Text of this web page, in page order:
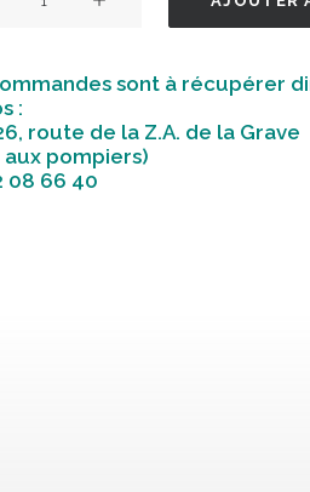
sont à récupérer
:
route de la Z.A. de la Grave
pompiers)
08 66 40